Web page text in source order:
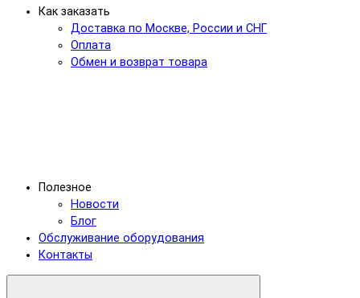
Как заказать
Доставка по Москве, России и СНГ
Оплата
Обмен и возврат товара
Полезное
Новости
Блог
Обслуживание оборудования
Контакты